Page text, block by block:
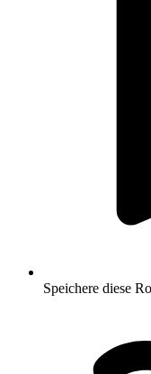
Speichere diese